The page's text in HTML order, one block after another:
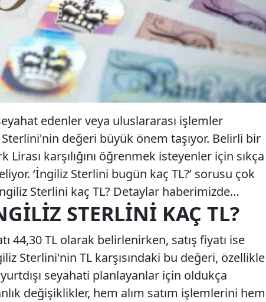
edenler veya uluslararası işlemler
değeri büyük önem taşıyor. Belirli bir
Lirası karşılığını öğrenmek isteyenler için sıkça
‘İngiliz Sterlini bugün kaç TL?’ sorusu çok
Sterlini kaç TL? Detaylar haberimizde…
STERLINI KAÇ TL?
44,30 TL olarak belirlenirken, satış fiyatı ise
Sterlini'nin TL karşısındaki bu değeri, özellikle
seyahati planlayanlar için oldukça
değişiklikler, hem alım satım işlemlerini hem